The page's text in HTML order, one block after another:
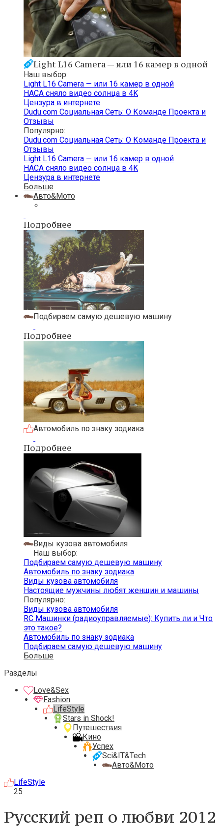
Light L16 Camera — или 16 камер в одной
Наш выбор:
Light L16 Camera — или 16 камер в одной
НАСА сняло видео солнца в 4K
Цензура в интернете
Dudu.com Cоциальная Cеть: О Команде Проекта и
Отзывы
Популярно:
Dudu.com Cоциальная Cеть: О Команде Проекта и
Отзывы
Light L16 Camera — или 16 камер в одной
НАСА сняло видео солнца в 4K
Цензура в интернете
Больше
Авто&Мото
Подробнее
Подбираем самую дешевую машину
Подробнее
Автомобиль по знаку зодиака
Подробнее
Виды кузова автомобиля
Наш выбор:
Подбираем самую дешевую машину
Автомобиль по знаку зодиака
Виды кузова автомобиля
Настоящие мужчины любят женщин и машины
Популярно:
Виды кузова автомобиля
RC Машинки (радиоуправляемые): Купить ли и Что
это такое?
Автомобиль по знаку зодиака
Подбираем самую дешевую машину
Больше
Разделы
Love&Sex
Fashion
LifeStyle
Stars in Shock!
Путешествия
Кино
Успех
Sci&IT&Tech
Авто&Мото
LifeStyle
25
Русский реп о любви 2012